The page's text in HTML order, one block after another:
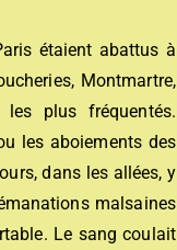
étaient abattus à
Montmartre,
plus fréquentés.
les aboiements des
dans les allées, y
malsaines
Le sang coulait